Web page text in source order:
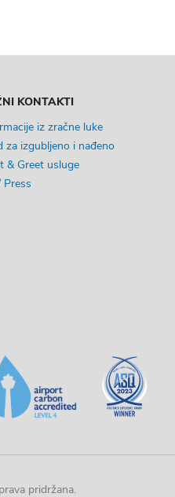
KONTAKTI
iz zračne luke
za izgubljeno i nađeno
& Greet usluge
Press
pridržana.